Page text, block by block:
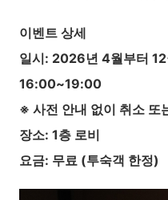
이벤트 상세
일시: 2026년 4월부터
16:00~19:00
※ 사전 안내 없이 취소 또
장소: 1층 로비
요금: 무료 (투숙객 한정)